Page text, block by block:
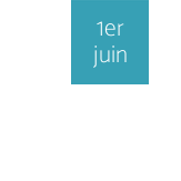
1er
juin